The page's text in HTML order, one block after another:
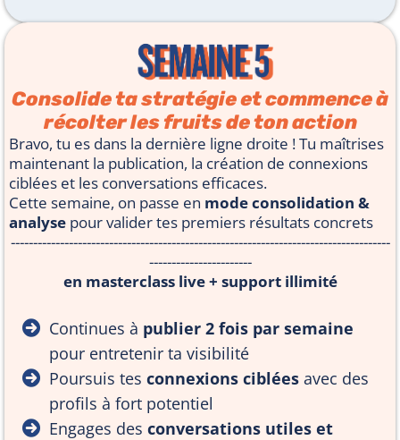
Consolide ta stratégie et commence à
récolter les fruits de ton action
Bravo, tu es dans la dernière ligne droite ! Tu maîtrises
maintenant la publication, la création de connexions
ciblées et les conversations efficaces.
Cette semaine, on passe en mode consolidation &
analyse pour valider tes premiers résultats concrets
-------------------------------------------------------------------------------------
-----------------------
en masterclass live + support illimité
Continues à publier 2 fois par semaine
pour entretenir ta visibilité
Poursuis tes connexions ciblées avec des
profils à fort potentiel
Engages des conversations utiles et